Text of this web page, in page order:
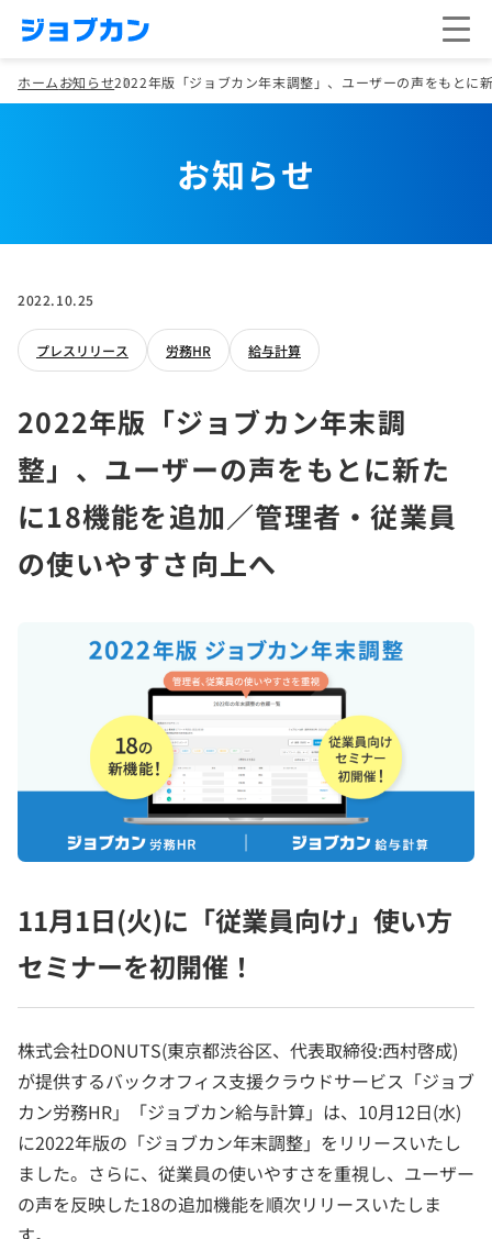
ホームお知らせ2022年版「ジョブカン年末調整」、ユーザーの声をもとに
お知らせ
2022.10.25
プレスリリース 労務HR 給与計算
2022年版「ジョブカン年末調
整」、ユーザーの声をもとに新た
に18機能を追加／管理者・従業員
の使いやすさ向上へ
11月1日(火)に「従業員向け」使い方
セミナーを初開催！
株式会社DONUTS(東京都渋谷区、代表取締役:西村啓成)
が提供するバックオフィス支援クラウドサービス「ジョブ
カン労務HR」「ジョブカン給与計算」は、10月12日(水)
に2022年版の「ジョブカン年末調整」をリリースいたし
ました。さらに、従業員の使いやすさを重視し、ユーザー
の声を反映した18の追加機能を順次リリースいたしま